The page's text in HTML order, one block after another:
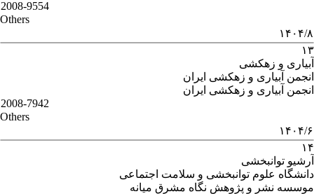
2008-9554
Others
۱۴۰۴/۸
۱۳
آبیاری و زهکشی
انجمن آبیاری و زهکشی ایران
انجمن آبیاری و زهکشی ایران
2008-7942
Others
۱۴۰۴/۶
۱۴
آرشیو توانبخشی
دانشگاه علوم توانبخشی و سلامت اجتماعی
موسسه نشر و پژوهش نگاه مشرق میانه